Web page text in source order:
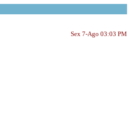
Sex 7-Ago 03:03 PM